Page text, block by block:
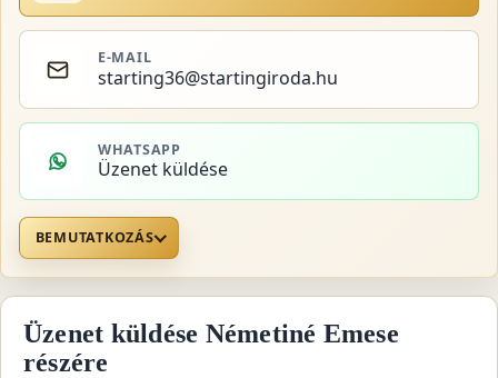
E-MAIL
starting36@startingiroda.hu
WHATSAPP
Üzenet küldése
BEMUTATKOZÁS
Üzenet küldése Németiné Emese
részére